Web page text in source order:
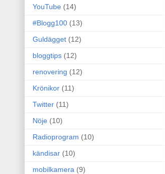
YouTube (14)
#Blogg100 (13)
Guldägget (12)
bloggtips (12)
renovering (12)
Krönikor (11)
Twitter (11)
Nöje (10)
Radioprogram (10)
kändisar (10)
mobilkamera (9)